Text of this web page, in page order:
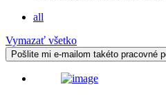
all
Vymazať všetko
Pošlite mi e-mailom takéto pracovné